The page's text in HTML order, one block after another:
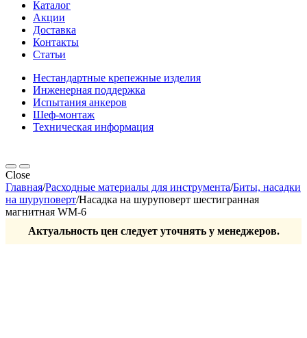
Каталог
Акции
Доставка
Контакты
Статьи
Нестандартные крепежные изделия
Инженерная поддержка
Испытания анкеров
Шеф-монтаж
Техническая информация
Close
Главная/Расходные материалы для инструмента/Биты, насадки
на шуруповерт/Насадка на шуруповерт шестигранная
магнитная WM-6
Актуальность цен следует уточнять у менеджеров.